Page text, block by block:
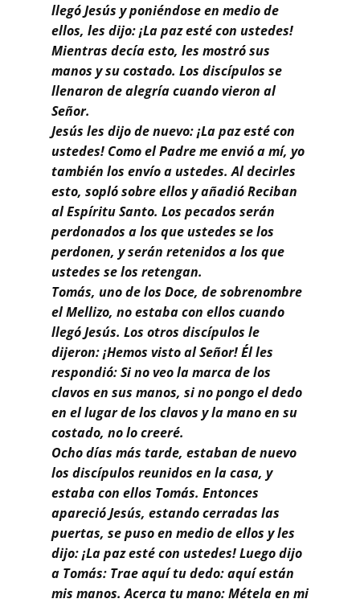
llegó Jesús y poniéndose en medio de
ellos, les dijo: ¡La paz esté con ustedes!
Mientras decía esto, les mostró sus
manos y su costado. Los discípulos se
llenaron de alegría cuando vieron al
Señor.
Jesús les dijo de nuevo: ¡La paz esté con
ustedes! Como el Padre me envió a mí, yo
también los envío a ustedes. Al decirles
esto, sopló sobre ellos y añadió Reciban
al Espíritu Santo. Los pecados serán
perdonados a los que ustedes se los
perdonen, y serán retenidos a los que
ustedes se los retengan.
Tomás, uno de los Doce, de sobrenombre
el Mellizo, no estaba con ellos cuando
llegó Jesús. Los otros discípulos le
dijeron: ¡Hemos visto al Señor! Él les
respondió: Si no veo la marca de los
clavos en sus manos, si no pongo el dedo
en el lugar de los clavos y la mano en su
costado, no lo creeré.
Ocho días más tarde, estaban de nuevo
los discípulos reunidos en la casa, y
estaba con ellos Tomás. Entonces
apareció Jesús, estando cerradas las
puertas, se puso en medio de ellos y les
dijo: ¡La paz esté con ustedes! Luego dijo
a Tomás: Trae aquí tu dedo: aquí están
mis manos. Acerca tu mano: Métela en mi